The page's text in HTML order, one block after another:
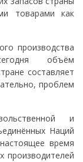
товарами как
производства
объём
составляет
проблем
и
Наций
время
производителей